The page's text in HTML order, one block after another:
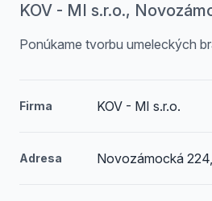
KOV - MI s.r.o.,
Ponúkame tvorbu umeleckých
Firma KOV - MI s.r.o.
Adresa Novozámocká